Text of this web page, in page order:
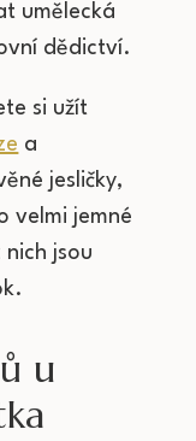
umělecká
dědictví.
si užít
a
jesličky,
velmi jemné
jsou
u